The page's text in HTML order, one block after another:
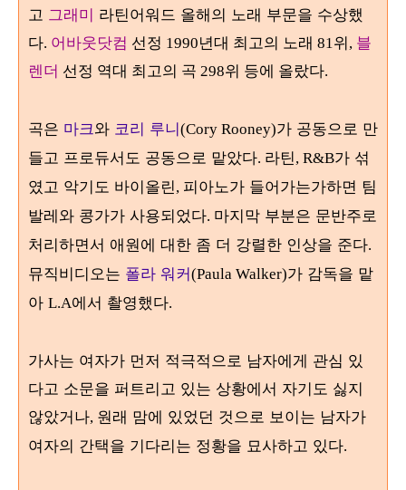
고 그래미 라틴어워드 올해의 노래 부문을 수상했
다. 어바웃닷컴 선정 1990년대 최고의 노래 81위, 블
렌더 선정 역대 최고의 곡 298위 등에 올랐다.
곡은 마크와 코리 루니(Cory Rooney)가 공동으로 만
들고 프로듀서도 공동으로 맡았다. 라틴, R&B가 섞
였고 악기도 바이올린, 피아노가 들어가는가하면 팀
발레와 콩가가 사용되었다. 마지막 부분은 문반주로
처리하면서 애원에 대한 좀 더 강렬한 인상을 준다.
뮤직비디오는 폴라 워커(Paula Walker)가 감독을 맡
아 L.A에서 촬영했다.
가사는 여자가 먼저 적극적으로 남자에게 관심 있
다고 소문을 퍼트리고 있는 상황에서 자기도 싫지
않았거나, 원래 맘에 있었던 것으로 보이는 남자가
여자의 간택을 기다리는 정황을 묘사하고 있다.